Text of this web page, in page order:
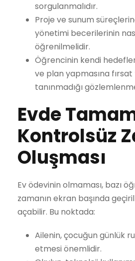
sorgulanmalıdır.
Proje ve sunum
yönetimi becerilerinin
öğrenilmelidir.
Öğrencinin kendi
ve plan yapmasına fırsat
tanınmadığı
Evde
Kontrolsüz
Oluşması
Ev ödevinin olmaması, bazı
zamanın ekran başında
açabilir. Bu noktada:
Ailenin, çocuğun günlük
etmesi önemlidir.